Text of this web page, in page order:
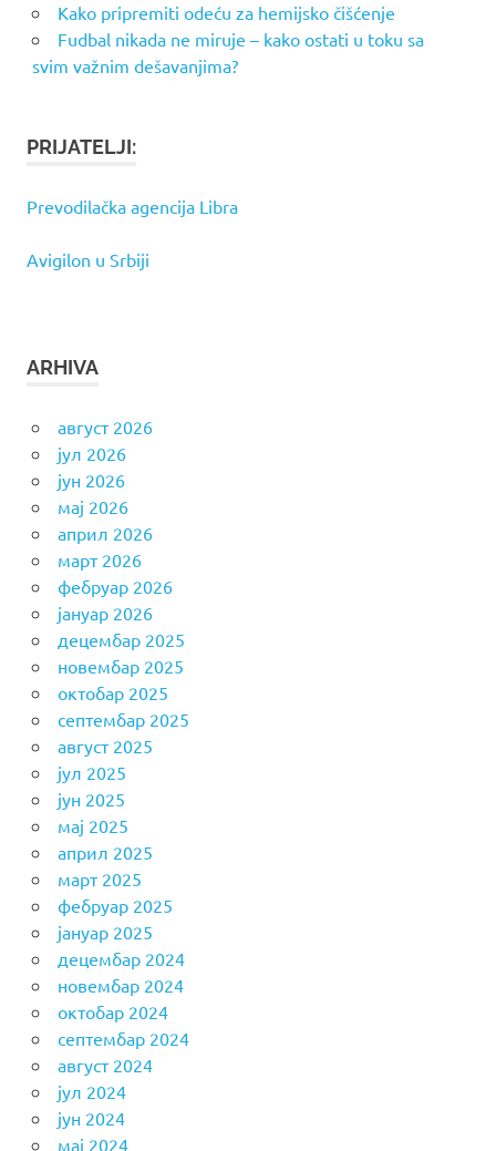
Kako pripremiti odeću za hemijsko čišćenje
Fudbal nikada ne miruje – kako ostati u toku sa
svim važnim dešavanjima?
PRIJATELJI:
Prevodilačka agencija Libra
Avigilon u Srbiji
ARHIVA
август 2026
јул 2026
јун 2026
мај 2026
април 2026
март 2026
фебруар 2026
јануар 2026
децембар 2025
новембар 2025
октобар 2025
септембар 2025
август 2025
јул 2025
јун 2025
мај 2025
април 2025
март 2025
фебруар 2025
јануар 2025
децембар 2024
новембар 2024
октобар 2024
септембар 2024
август 2024
јул 2024
јун 2024
мај 2024